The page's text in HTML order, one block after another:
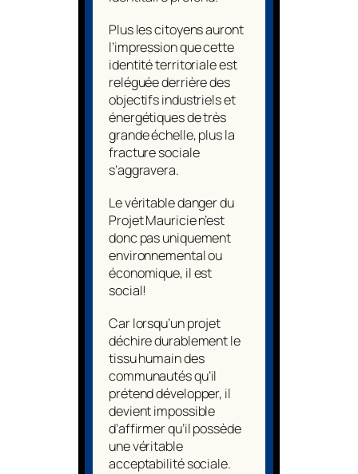
Plus les citoyens auront
l’impression que cette
identité territoriale est
reléguée derrière des
objectifs industriels et
énergétiques de très
grande échelle, plus la
fracture sociale
s’aggravera.
Le véritable danger du
Projet Mauricie n’est
donc pas uniquement
environnemental ou
économique, il est
social!
Car lorsqu’un projet
déchire durablement le
tissu humain des
communautés qu’il
prétend développer, il
devient impossible
d’affirmer qu’il possède
une véritable
acceptabilité sociale.